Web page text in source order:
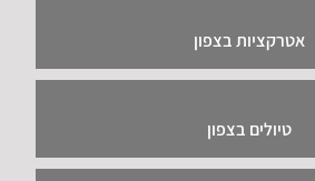
אטרקציות בצפון
טיולים בצפון